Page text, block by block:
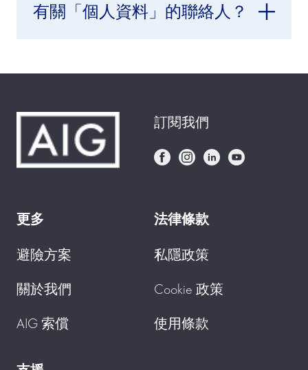
有關「個人資料」的聯絡人？
訂閱我們
更多
避險方案
關於我們
AIG 索償
法律條款
私隱政策
Cookie 政策
使用條款